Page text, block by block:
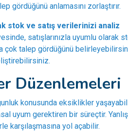
gördüğünü anlamasını zorlaştırır.
stok ve satış verilerinizi analiz
satışlarınızla uyumlu olarak
çok talep gördüğünü
Düzenlemeleri
konusunda eksiklikler
uyum gerektiren bir süreçtir. Yanlış
karşılaşmasına yol açabilir.